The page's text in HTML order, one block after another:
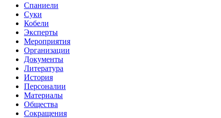
Спаниели
Суки
Кобели
Эксперты
Мероприятия
Организации
Документы
Литература
История
Персоналии
Материалы
Общества
Сокращения